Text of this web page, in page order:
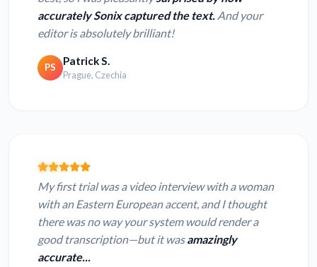
accurately Sonix captured the text. And your
editor is absolutely brilliant!
PS Patrick S.
Prague, Czechia
My first trial was a video interview with a woman
with an Eastern European accent, and I thought
there was no way your system would render a
good transcription—but it wasamazingly
accurate...